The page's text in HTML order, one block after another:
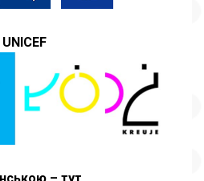
UNICEF